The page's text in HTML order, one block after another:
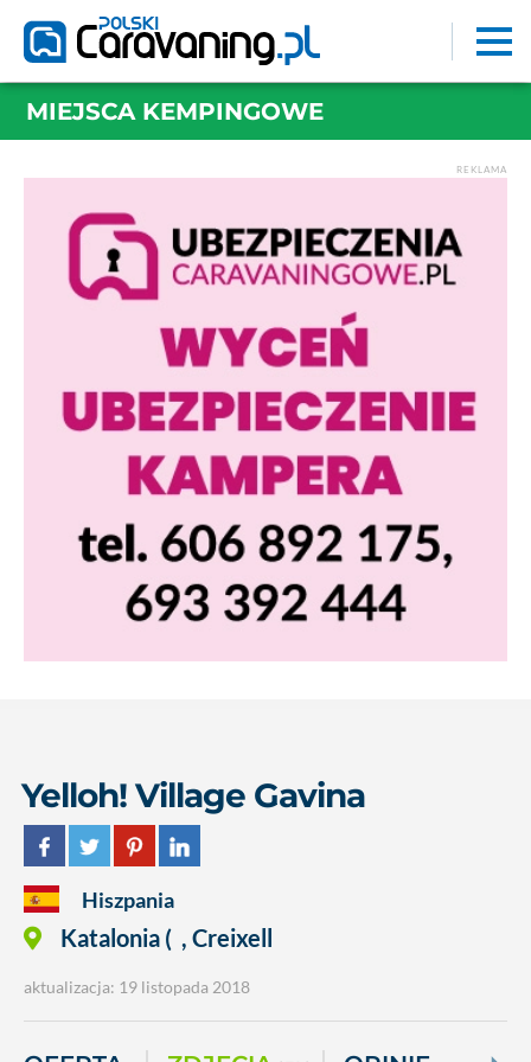
MIEJSCA KEMPINGOWE
REKLAMA
Yelloh! Village Gavina
Hiszpania
Katalonia ( , Creixell
aktualizacja: 19 listopada 2018